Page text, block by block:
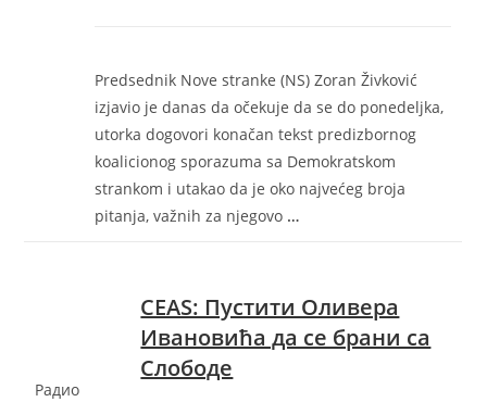
Predsednik Nove stranke (NS) Zoran Živković
izjavio je danas da očekuje da se do ponedeljka,
utorka dogovori konačan tekst predizbornog
koalicionog sporazuma sa Demokratskom
strankom i utakao da je oko najvećeg broja
pitanja, važnih za njegovo …
Радио
CEAS: Пустити Оливера
Ивановића да се брани са
Слободе